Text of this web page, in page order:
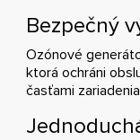
Bezpečný
Ozónové
ktorá ochráni
časťami